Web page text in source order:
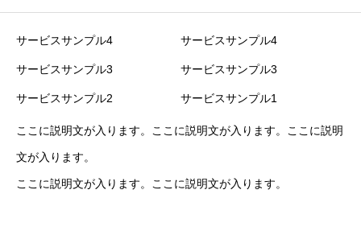
サービスサンプル4 サービスサンプル4
サービスサンプル3 サービスサンプル3
サービスサンプル2 サービスサンプル1
ここに説明文が入ります。ここに説明文が入ります。ここに説明
文が入ります。
ここに説明文が入ります。ここに説明文が入ります。